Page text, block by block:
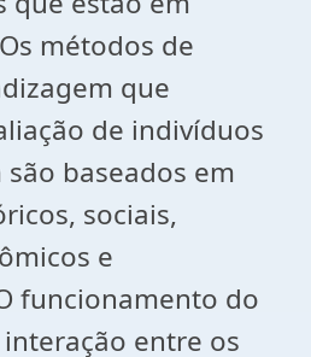
métodos de
que
de indivíduos
baseados em
sociais,
e
funcionamento do
entre os